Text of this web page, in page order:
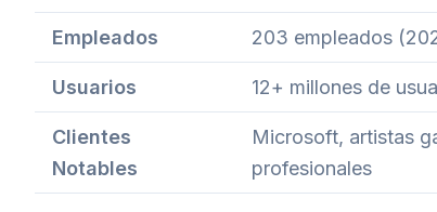
Empleados 203 empleados
Usuarios 12+ millones de
Clientes
Notables
Microsoft, artistas
profesionales